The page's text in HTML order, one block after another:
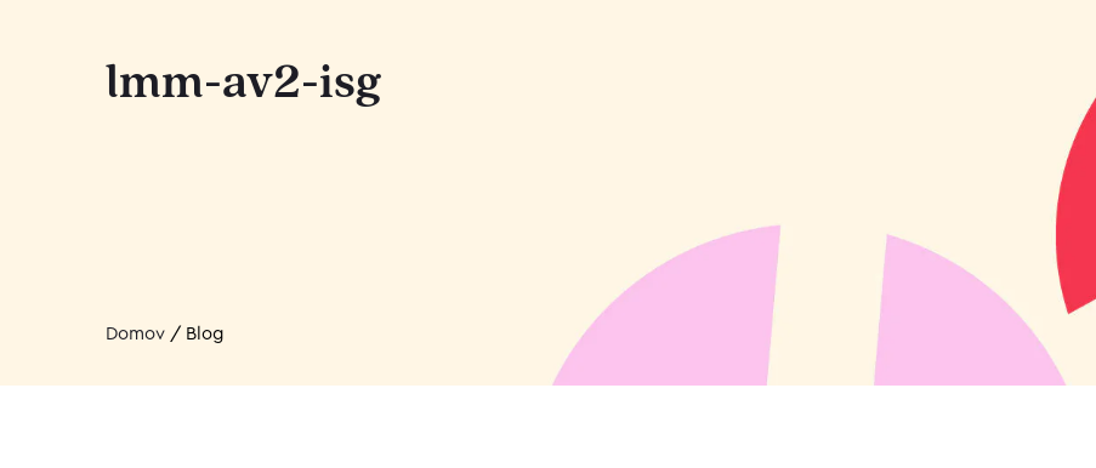
lmm-av2-isg
Domov / Blog